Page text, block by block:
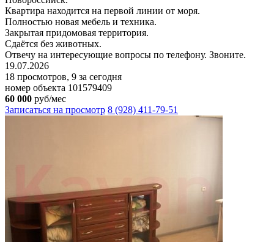
Квартира находится на первой линии от моря.
Полностью новая мебель и техника.
Закрытая придомовая территория.
Сдаётся без животных.
Отвечу на интересующие вопросы по телефону. Звоните.
19.07.2026
18 просмотров, 9 за сегодня
номер объекта 101579409
60 000 руб/мес
Записаться на просмотр 8 (928) 411-79-51